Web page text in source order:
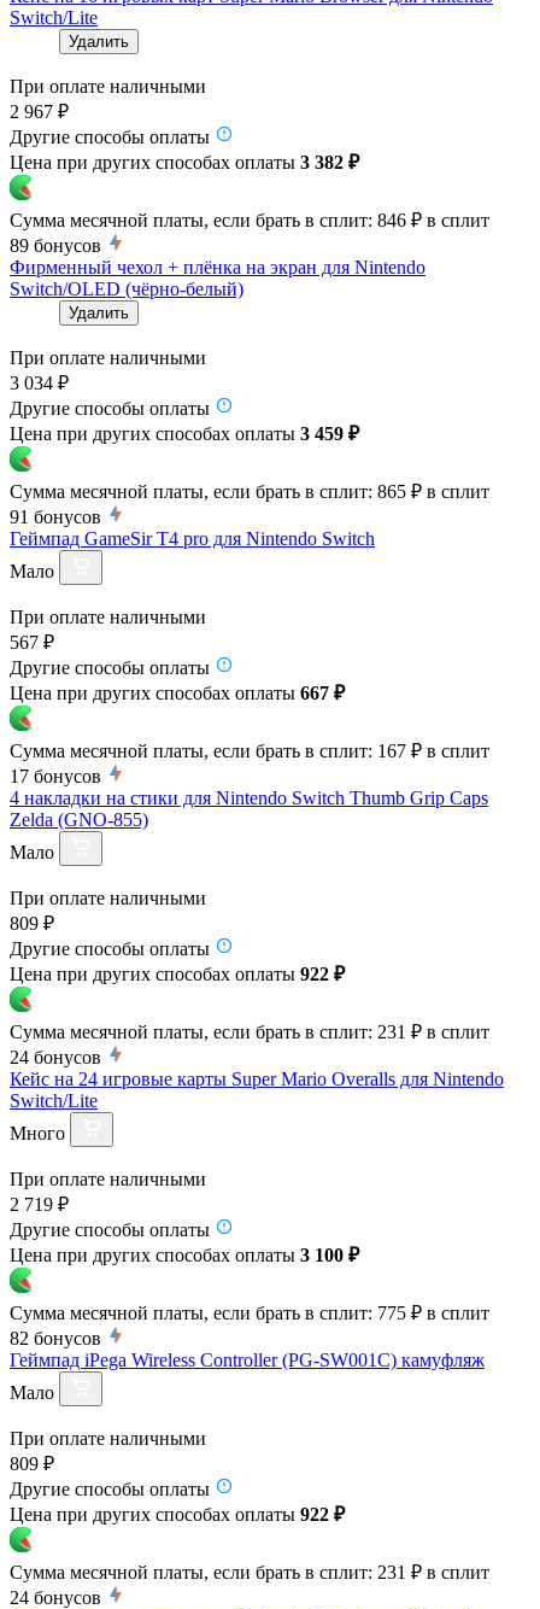
Switch/Lite
Удалить
При оплате наличными
2 967 ₽
Другие способы оплаты
Цена при других способах оплаты 3 382 ₽
Сумма месячной платы, если брать в сплит: 846 ₽ в сплит
89 бонусов
Фирменный чехол + плёнка на экран для Nintendo
Switch/OLED (чёрно-белый)
Удалить
При оплате наличными
3 034 ₽
Другие способы оплаты
Цена при других способах оплаты 3 459 ₽
Сумма месячной платы, если брать в сплит: 865 ₽ в сплит
91 бонусов
Геймпад GameSir T4 pro для Nintendo Switch
Мало
При оплате наличными
567 ₽
Другие способы оплаты
Цена при других способах оплаты 667 ₽
Сумма месячной платы, если брать в сплит: 167 ₽ в сплит
17 бонусов
4 накладки на стики для Nintendo Switch Thumb Grip Caps
Zelda (GNO-855)
Мало
При оплате наличными
809 ₽
Другие способы оплаты
Цена при других способах оплаты 922 ₽
Сумма месячной платы, если брать в сплит: 231 ₽ в сплит
24 бонусов
Кейс на 24 игровые карты Super Mario Overalls для Nintendo
Switch/Lite
Много
При оплате наличными
2 719 ₽
Другие способы оплаты
Цена при других способах оплаты 3 100 ₽
Сумма месячной платы, если брать в сплит: 775 ₽ в сплит
82 бонусов
Геймпад iPega Wireless Controller (PG-SW001C) камуфляж
Мало
При оплате наличными
809 ₽
Другие способы оплаты
Цена при других способах оплаты 922 ₽
Сумма месячной платы, если брать в сплит: 231 ₽ в сплит
24 бонусов